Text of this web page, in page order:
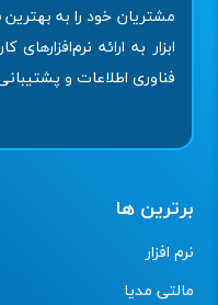
مشتریان خود را به
ابزار به ارائه
فناوری اطلاعات و
برترین ها
نرم افزار
مالتی مدیا